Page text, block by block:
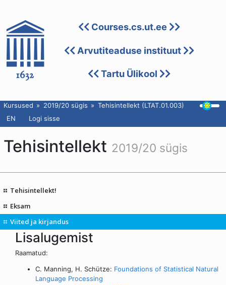
Courses.cs.ut.ee
Arvutiteaduse instituut
Tartu Ülikool
Kursused 2019/20 sügis
Tehisintellekt (LTAT.01.003)
EN
Logi sisse
Tehisintellekt 2019/20 sügis
Tehisintellekt!
Eksam
Viited ja kirjandus
Lisalugemist
Raamatud:
C. Manning, H. Schütze: Foundations of Statistical Natural
Language Processing